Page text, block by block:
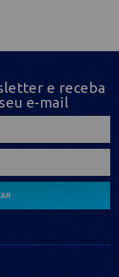
e receba
e-mail